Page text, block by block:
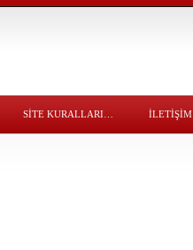
SITE KURALLARI… İLETİŞİM